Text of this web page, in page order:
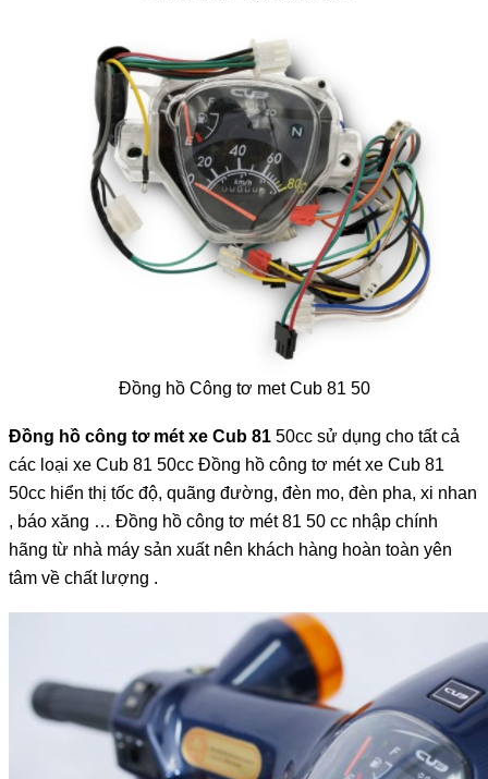
Đồng hồ Công tơ met Cub 81 50
Đồng hồ công tơ mét xe Cub 81 50cc sử dụng cho tất cả
các loại xe Cub 81 50cc Đồng hồ công tơ mét xe Cub 81
50cc hiển thị tốc độ, quãng đường, đèn mo, đèn pha, xi nhan
, báo xăng … Đồng hồ công tơ mét 81 50 cc nhập chính
hãng từ nhà máy sản xuất nên khách hàng hoàn toàn yên
tâm về chất lượng .